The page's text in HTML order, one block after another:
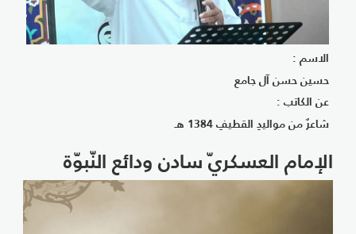
الاسم :
حسين حسن آل جامع
عن الكاتب :
شاعرٌ من مواليدِ القطيفِ 1384 هـ
الإمام العسكريّ سادن ودائع النّبوّة